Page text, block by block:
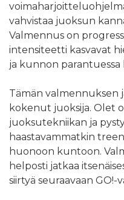
vahvistaa juoksun
Valmennus on
intensiteetti kasvavat
ja kunnon parantuessa
Tämän valmennuksen
kokenut juoksija. Olet
juoksutekniikan ja
haastavammatkin
huonoon kuntoon.
helposti jatkaa
siirtyä seuraavaan